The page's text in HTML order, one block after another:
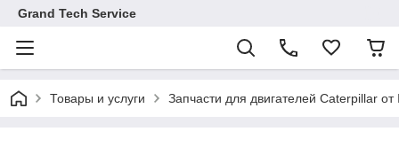
Grand Tech Service
Товары и услуги Запчасти для двигателей Caterpillar от